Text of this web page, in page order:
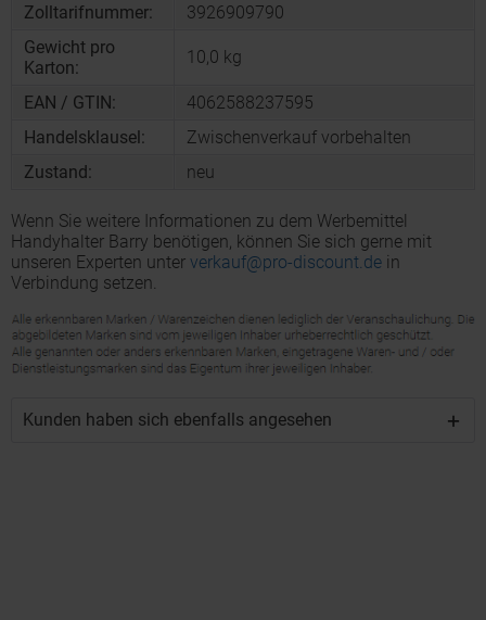
Zolltarifnummer:
3926909790
Gewicht pro
Karton:
10,0 kg
EAN / GTIN:
4062588237595
Handelsklausel:
Zwischenverkauf vorbehalten
Zustand:
neu
Wenn Sie weitere Informationen zu dem Werbemittel
Handyhalter Barry benötigen, können Sie sich gerne mit
unseren Experten unter verkauf@pro-discount.de in
Verbindung setzen.
Kunden haben sich ebenfalls angesehen